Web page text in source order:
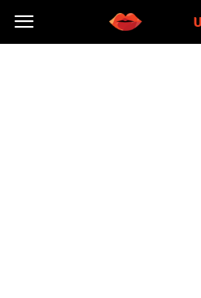
Morzeurody.pl